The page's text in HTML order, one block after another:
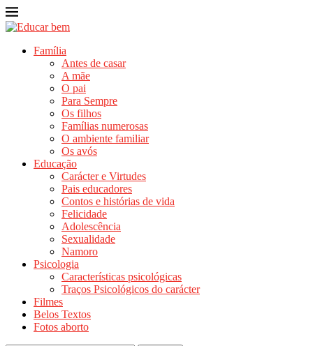
Família
Antes de casar
A mãe
O pai
Para Sempre
Os filhos
Famílias numerosas
O ambiente familiar
Os avós
Educação
Carácter e Virtudes
Pais educadores
Contos e histórias de vida
Felicidade
Adolescência
Sexualidade
Namoro
Psicologia
Características psicológicas
Traços Psicológicos do carácter
Filmes
Belos Textos
Fotos aborto